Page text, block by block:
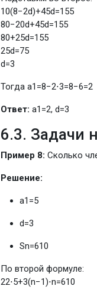
10(8−2d)+45d=155
80−20d+45d=155
80+25d=155
25d=75
d=3
Тогда a1 =8−2⋅3=8−6=2
Ответ: a1 =2, d=3
6.3. Задачи
Пример 8: Сколько
Решение:
a1 =5
d=3
Sn=610
По второй формуле:
22⋅5+3(n−1)⋅n=610